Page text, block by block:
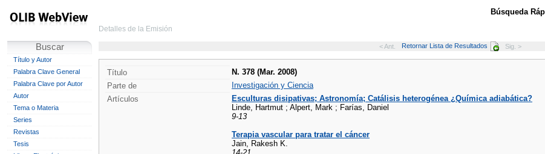
Buscar
Título y Autor
Palabra Clave General
Palabra Clave por Autor
Autor
Tema o Materia
Series
Revistas
Tesis
Búsqueda
Detalles de la Emisión
< Ant. Retornar Lista de Resultados Sig. >
Título N. 378 (Mar. 2008)
Parte de
Investigación y Ciencia
Artículos
Esculturas disipativas; Astronomía; Catálisis heterogénea ¿Química adiabática?
Linde, Hartmut ; Alpert, Mark ; Farías, Daniel
9-13
Terapia vascular para tratar el cáncer
Jain, Rakesh K.